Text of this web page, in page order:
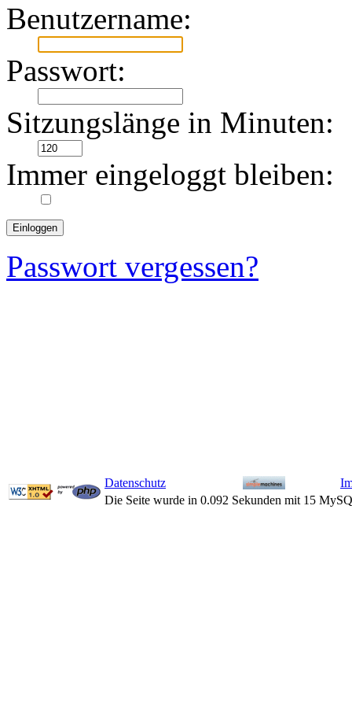
Benutzername:
Passwort:
Sitzungslänge in Minuten:
Immer eingeloggt bleiben:
Passwort vergessen?
Datenschutz
Die Seite wurde in 0.092 Sekunden mit 15